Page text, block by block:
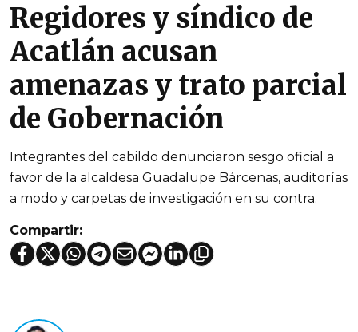
Regidores y síndico de
Acatlán acusan
amenazas y trato parcial
de Gobernación
Integrantes del cabildo denunciaron sesgo oficial a
favor de la alcaldesa Guadalupe Bárcenas, auditorías
a modo y carpetas de investigación en su contra.
Compartir: